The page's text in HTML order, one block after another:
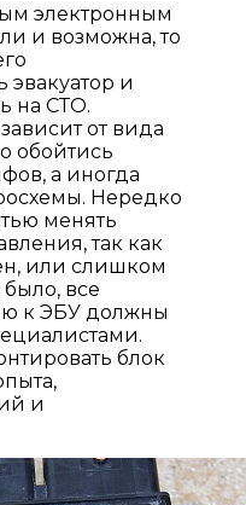
электронным
и возможна, то
эвакуатор и
на СТО.
от вида
обойтись
а иногда
Нередко
менять
так как
или слишком
было, все
к ЭБУ должны
блок
и